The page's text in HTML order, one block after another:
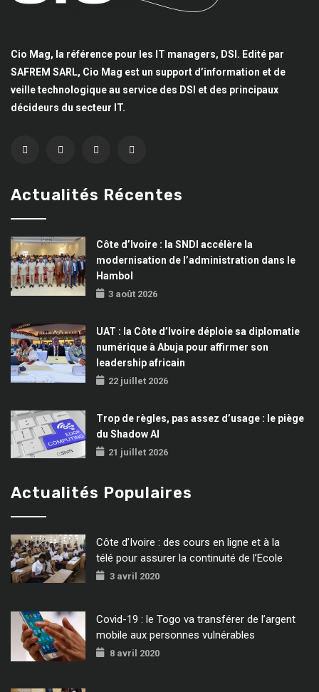
Cio Mag, la référence pour les IT managers, DSI. Edité par
SAFREM SARL, Cio Mag est un support d’information et de
veille technologique au service des DSI et des principaux
décideurs du secteur IT.
Actualités Récentes
Côte d’Ivoire : la SNDI accélère la
modernisation de l’administration dans le
Hambol
3 août 2026
UAT : la Côte d’Ivoire déploie sa diplomatie
numérique à Abuja pour affirmer son
leadership africain
22 juillet 2026
Trop de règles, pas assez d’usage : le piège
du Shadow AI
21 juillet 2026
Actualités Populaires
Côte d’Ivoire : des cours en ligne et à la
télé pour assurer la continuité de l’Ecole
3 avril 2020
Covid-19 : le Togo va transférer de l’argent
mobile aux personnes vulnérables
8 avril 2020